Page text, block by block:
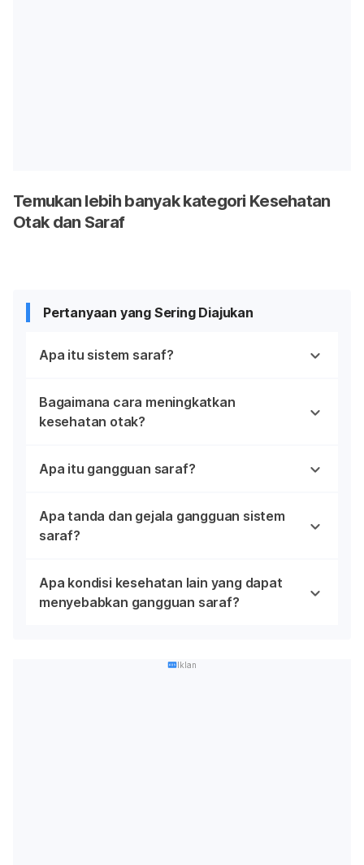
Temukan lebih banyak kategori Kesehatan
Otak dan Saraf
Pertanyaan yang Sering Diajukan
Apa itu sistem saraf?
Bagaimana cara meningkatkan
kesehatan otak?
Apa itu gangguan saraf?
Apa tanda dan gejala gangguan sistem
saraf?
Apa kondisi kesehatan lain yang dapat
menyebabkan gangguan saraf?
Iklan